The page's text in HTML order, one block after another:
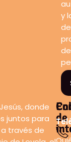
y
de
donde
juntos para
través de
de